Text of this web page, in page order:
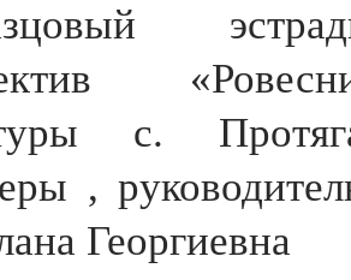
с.
,
Георгиевна